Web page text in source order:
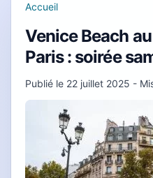
Accueil
Venice Beach
Paris : soirée
Publié le 22 juillet 2025 -